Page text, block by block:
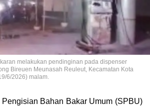
melakukan pendinginan pada dispenser
Bireuen Meunasah Reuleut, Kecamatan Kota
6/2026) malam.
Bahan Bakar Umum (SPBU)